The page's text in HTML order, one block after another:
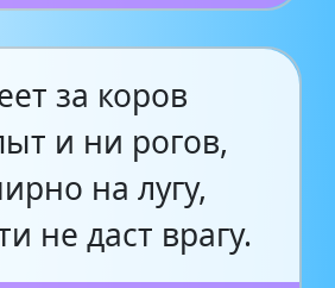
за коров
и ни рогов,
на лугу,
не даст врагу.